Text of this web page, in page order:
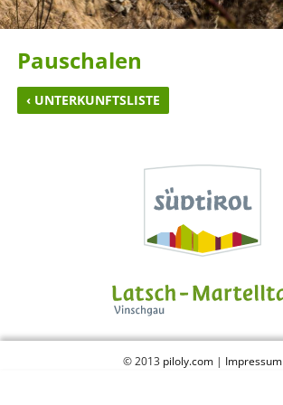
Pauschalen
UNTERKUNFTSLISTE
© 2013 piloly.com | Impressum